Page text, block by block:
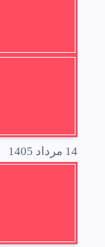
14 مرداد 1405